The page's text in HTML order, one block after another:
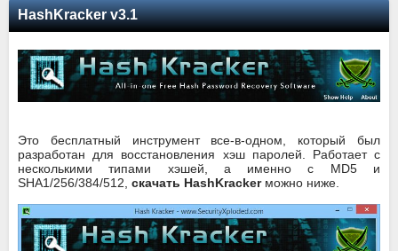
HashKracker v3.1
Это бесплатный инструмент все-в-одном, который был
разработан для восстановления хэш паролей. Работает с
несколькими типами хэшей, а именно с MD5 и
SHA1/256/384/512, скачать HashKracker можно ниже.